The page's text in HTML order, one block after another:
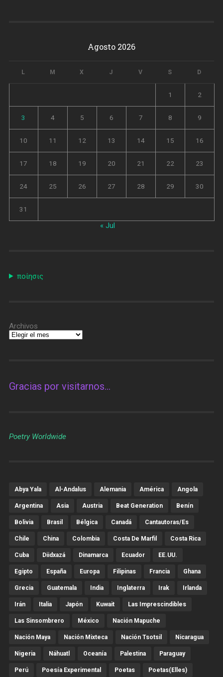
Agosto 2026
L M X J V S D
1 2
3 4 5 6 7 8 9
10 11 12 13 14 15 16
17 18 19 20 21 22 23
24 25 26 27 28 29 30
31
« Jul
ποίησις
Archivos
Gracias por visitarnos…
Poetry Worldwide
Abya Yala Al-Andalus Alemania América Angola
Argentina Asia Austria Beat Generation Benín
Bolivia Brasil Bélgica Canadá Cantautoras/es
Chile China Colombia Costa De Marfil Costa Rica
Cuba Diidxazá Dinamarca Ecuador EE.UU.
Egipto España Europa Filipinas Francia Ghana
Grecia Guatemala India Inglaterra Irak Irlanda
Irán Italia Japón Kuwait Las Imprescindibles
Las Sinsombrero México Nación Mapuche
Nación Maya Nación Mixteca Nación Tsotsil Nicaragua
Nigeria Náhuatl Oceanía Palestina Paraguay
Perú Poesía Experimental Poetas Poetas(Elles)